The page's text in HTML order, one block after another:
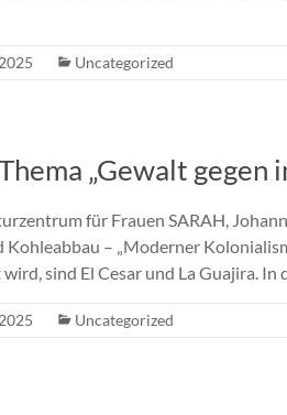
Uncategorized
„Gewalt gegen
für Frauen SARAH,
– „Moderner
sind El Cesar und La Guajira. In
Uncategorized